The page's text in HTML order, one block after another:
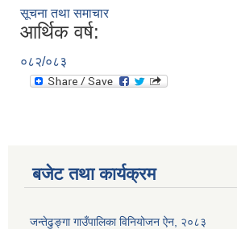
सूचना तथा समाचार
आर्थिक वर्ष:
०८२/०८३
बजेट तथा कार्यक्रम
जन्तेढुङ्गा गाउँपालिका विनियोजन ऐन, २०८३